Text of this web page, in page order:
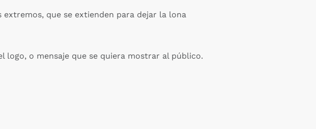
que se extienden para dejar la lona
o mensaje que se quiera mostrar al público.